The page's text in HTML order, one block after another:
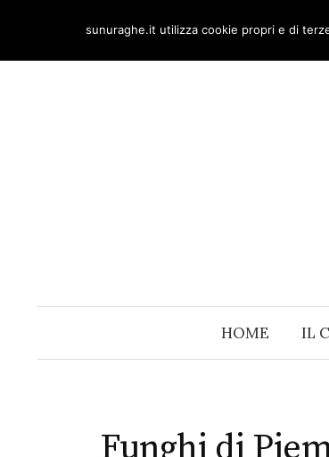
content
HOME IL
Funghi di
sunuraghe.it utilizza cookie propri e di